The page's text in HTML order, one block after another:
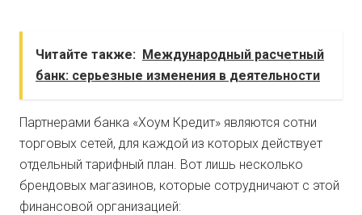
Читайте также: Международный расчетный
банк: серьезные изменения в деятельности
Партнерами банка «Хоум Кредит» являются сотни
торговых сетей, для каждой из которых действует
отдельный тарифный план. Вот лишь несколько
брендовых магазинов, которые сотрудничают с этой
финансовой организацией: